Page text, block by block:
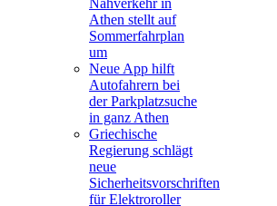
Nahverkehr in
Athen stellt auf
Sommerfahrplan
um
Neue App hilft
Autofahrern bei
der Parkplatzsuche
in ganz Athen
Griechische
Regierung schlägt
neue
Sicherheitsvorschriften
für Elektroroller